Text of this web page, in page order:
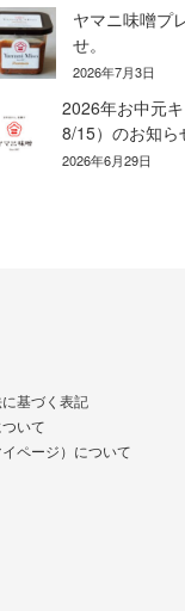
ヤマニ味噌プ
せ。
2026年7月3日
2026年お中元
8/15）のお知ら
2026年6月29日
基づく表記
いて
ページ）について